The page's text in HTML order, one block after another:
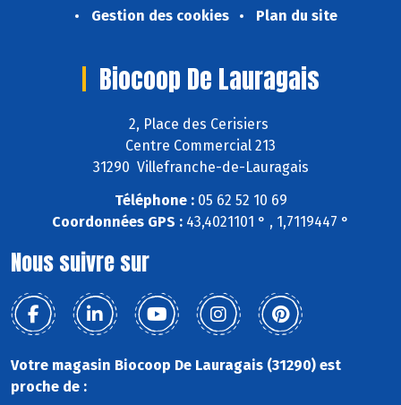
Gestion des cookies
Plan du site
Biocoop De Lauragais
2, Place des Cerisiers
Centre Commercial 213
31290 Villefranche-de-Lauragais
Téléphone :05 62 52 10 69
Coordonnées GPS : 43,4021101 ° , 1,7119447 °
Nous suivre sur
Votre magasin Biocoop De Lauragais (31290) est
proche de :